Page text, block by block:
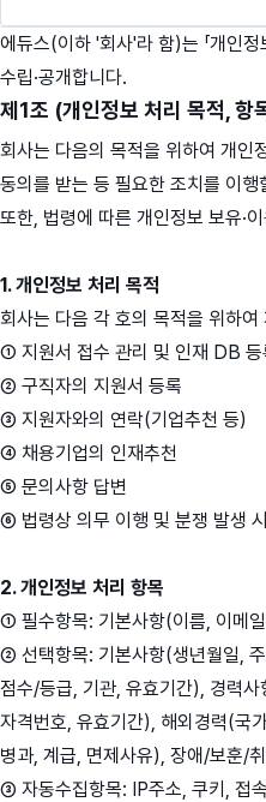
에듀스(이하 '회사'라 함)는 「개인
수립·공개합니다.
제1조 (개인정보 처리 목적, 항
회사는 다음의 목적을 위하여 개인
동의를 받는 등 필요한 조치를 이행
또한, 법령에 따른 개인정보 보유·
1. 개인정보 처리 목적
회사는 다음 각 호의 목적을 위하여
① 지원서 접수 관리 및 인재 DB 등
② 구직자의 지원서 등록
③ 지원자와의 연락(기업추천 등)
④ 채용기업의 인재추천
⑤ 문의사항 답변
⑥ 법령상 의무 이행 및 분쟁 발생
2. 개인정보 처리 항목
① 필수항목: 기본사항(이름, 이메
② 선택항목: 기본사항(생년월일,
점수/등급, 기관, 유효기간), 경력
자격번호, 유효기간), 해외경력(국
병과, 계급, 면제사유), 장애/보훈/
③ 자동수집항목: IP주소, 쿠키, 접